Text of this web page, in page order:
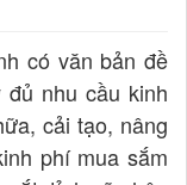
có văn bản đề
nhu cầu kinh
cải tạo, nâng
phí mua sắm